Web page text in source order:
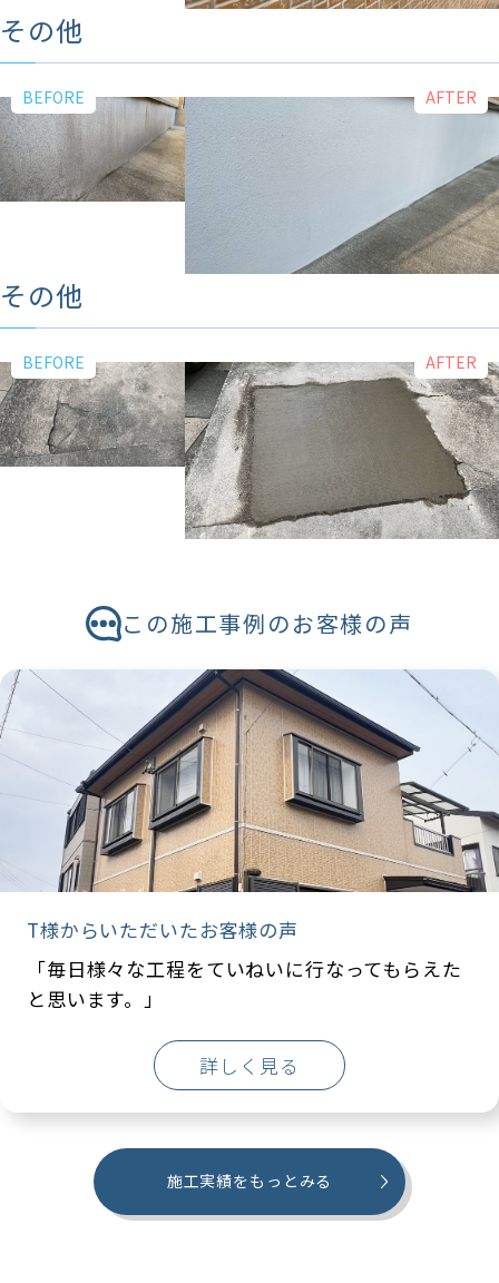
その他
その他
この施工事例のお客様の声
T様からいただいたお客様の声
「毎日様々な工程をていねいに行なってもらえた
と思います。」
詳しく見る
施工実績をもっとみる